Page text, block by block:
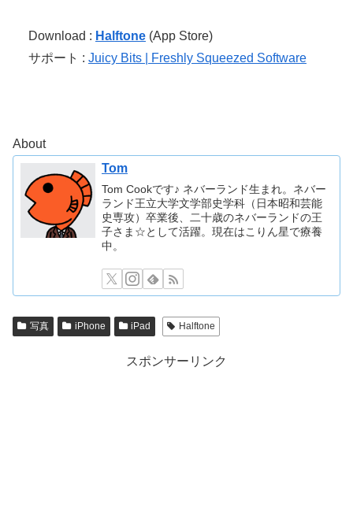
Download : Halftone (App Store)
サポート : Juicy Bits | Freshly Squeezed Software
About
Tom
Tom Cookです♪ ネバーランド生まれ。ネバー
ランド王立大学文学部史学科（日本昭和芸能
史専攻）卒業後、二十歳のネバーランドの王
子さま☆として活躍。現在はこりん星で療養
中。
写真 iPhone iPad Halftone
スポンサーリンク